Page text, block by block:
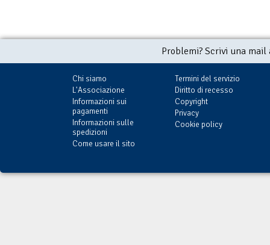
Problemi? Scrivi una
Chi siamo
L'Associazione
Informazioni sui
pagamenti
Informazioni sulle
spedizioni
Come usare il sito
Termini del servizio
Diritto di recesso
Copyright
Privacy
Cookie policy